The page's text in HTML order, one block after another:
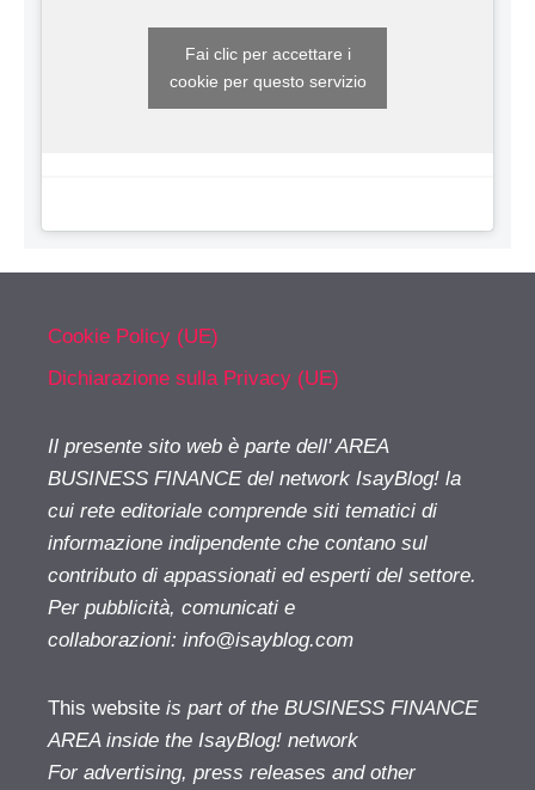
Fai clic per accettare i
cookie per questo servizio
Cookie Policy (UE)
Dichiarazione sulla Privacy (UE)
Il presente sito web è parte dell' AREA
BUSINESS FINANCE del network IsayBlog! la
cui rete editoriale comprende siti tematici di
informazione indipendente che contano sul
contributo di appassionati ed esperti del settore.
Per pubblicità, comunicati e
collaborazioni: info@isayblog.com
This website is part of the BUSINESS FINANCE
AREA inside the IsayBlog! network
For advertising, press releases and other